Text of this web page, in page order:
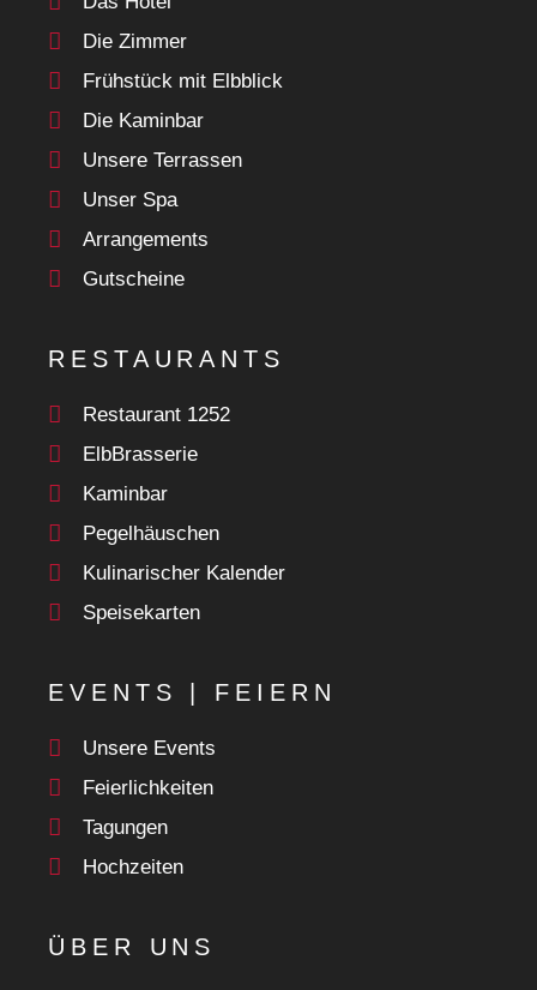
Die Zimmer
Frühstück mit Elbblick
Die Kaminbar
Unsere Terrassen
Unser Spa
Arrangements
Gutscheine
RESTAURANTS
Restaurant 1252
ElbBrasserie
Kaminbar
Pegelhäuschen
Kulinarischer Kalender
Speisekarten
EVENTS | FEIERN
Unsere Events
Feierlichkeiten
Tagungen
Hochzeiten
ÜBER UNS